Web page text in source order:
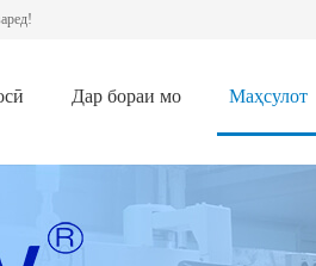
Дар бораи мо Маҳсулот